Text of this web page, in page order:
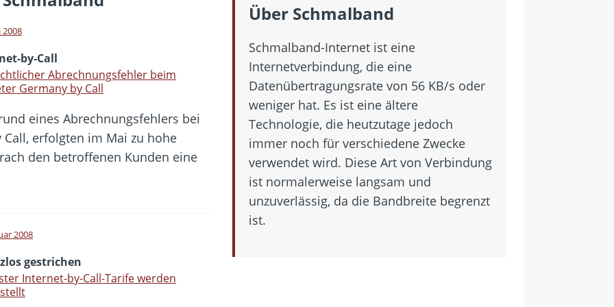
aktive Phishing-Plattform „Kratos“ – Hunderttausende Opfer
Verbraucher gestärkt – Gerichtsurteil zu Apple
2008
by-Call
Abrechnungsfehler beim
Germany by Call
eines Abrechnungsfehlers bei
erfolgten im Mai zu hohe
den betroffenen Kunden eine
2008
gestrichen
Internet-by-Call-Tarife werden
Über Schmalband
Schmalband-Internet ist eine
Internetverbindung, die eine
Datenübertragungsrate von 56 KB/s oder
weniger hat. Es ist eine ältere
Technologie, die heutzutage jedoch
immer noch für verschiedene Zwecke
verwendet wird. Diese Art von Verbindung
ist normalerweise langsam und
unzuverlässig, da die Bandbreite begrenzt
ist.